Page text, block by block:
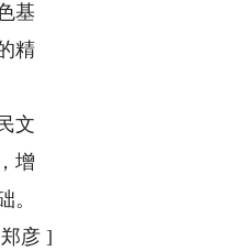
基
精
文
增
。
彦]